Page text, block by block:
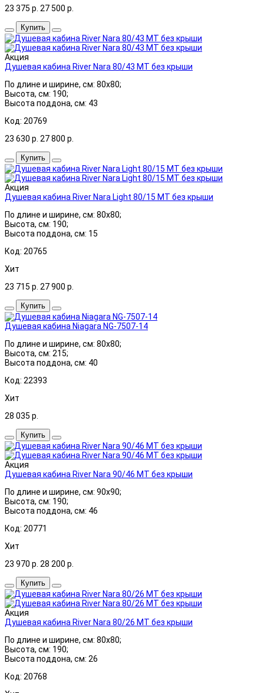
23 375 р. 27 500 р.
Купить
Акция
Душевая кабина River Nara 80/43 МТ без крыши
По длине и ширине, см: 80x80;
Высота, см: 190;
Высота поддона, см: 43
Код: 20769
23 630 р. 27 800 р.
Купить
Акция
Душевая кабина River Nara Light 80/15 МТ без крыши
По длине и ширине, см: 80x80;
Высота, см: 190;
Высота поддона, см: 15
Код: 20765
Хит
23 715 р. 27 900 р.
Купить
Душевая кабина Niagara NG-7507-14
По длине и ширине, см: 80x80;
Высота, см: 215;
Высота поддона, см: 40
Код: 22393
Хит
28 035 р.
Купить
Акция
Душевая кабина River Nara 90/46 МТ без крыши
По длине и ширине, см: 90x90;
Высота, см: 190;
Высота поддона, см: 46
Код: 20771
Хит
23 970 р. 28 200 р.
Купить
Акция
Душевая кабина River Nara 80/26 МТ без крыши
По длине и ширине, см: 80x80;
Высота, см: 190;
Высота поддона, см: 26
Код: 20768